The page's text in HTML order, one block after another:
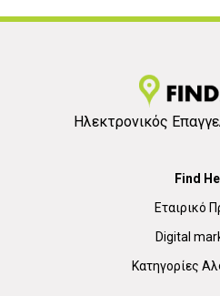
Ηλεκτρονικός
Find
Εταιρικό
Digital
Κατηγορίες